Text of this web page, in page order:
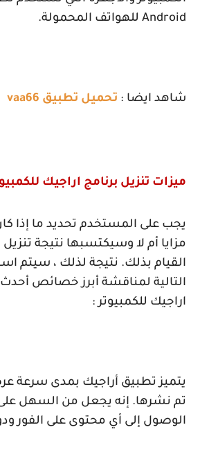
Android للهواتف المحمولة.
شاهد ايضا : تحميل تطبيق vaa66
ميزات تنزيل برنامج اراجيك
يجب على المستخدم تحديد ما إذا
مزايا أم لا وسيكتسبها نتيجة
القيام بذلك. نتيجة لذلك ، سيتم
التالية لمناقشة أبرز خصائص
اراجيك للكمبيوتر :
يتميز تطبيق أراجيك بمدى سرعة
تم نشرها. إنه يجعل من السهل على
الوصول إلى أي محتوى على الفور